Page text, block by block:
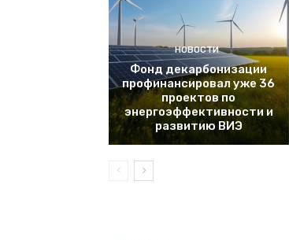
НОВОСТИ
Фонд декарбонизации
профинансировал уже 36
проектов по
энергоэффективности и
развитию ВИЭ